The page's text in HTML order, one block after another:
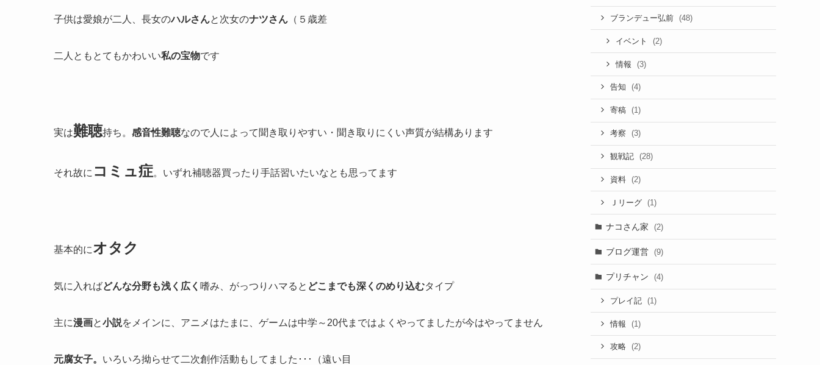
子供は愛娘が二人、長女のハルさんと次女のナツさん （５歳差
二人ともとてもかわいい私の宝物です
実は難聴持ち。 感音性難聴なので人によって聞き取りやすい・聞き取りにくい声質が結構あります
それ故に コミュ症。いずれ補聴器買ったり手話習いたいなとも思ってます
基本的にオタク
気に入ればどんな分野も浅く広く 嗜み、がっつりハマると どこまでも深くのめり込むタイプ
主に漫画と小説をメインに、アニメはたまに、ゲームは中学～20代まではよくやってましたが今はやってません
元腐女子。 いろいろ拗らせて二次創作活動もしてました･･･（遠い目
ブランデュー弘前 (48)
イベント (2)
情報 (3)
告知 (4)
寄稿 (1)
考察 (3)
観戦記 (28)
資料 (2)
Ｊリーグ (1)
ナコさん家 (2)
ブログ運営 (9)
プリチャン (4)
プレイ記 (1)
情報 (1)
攻略 (2)